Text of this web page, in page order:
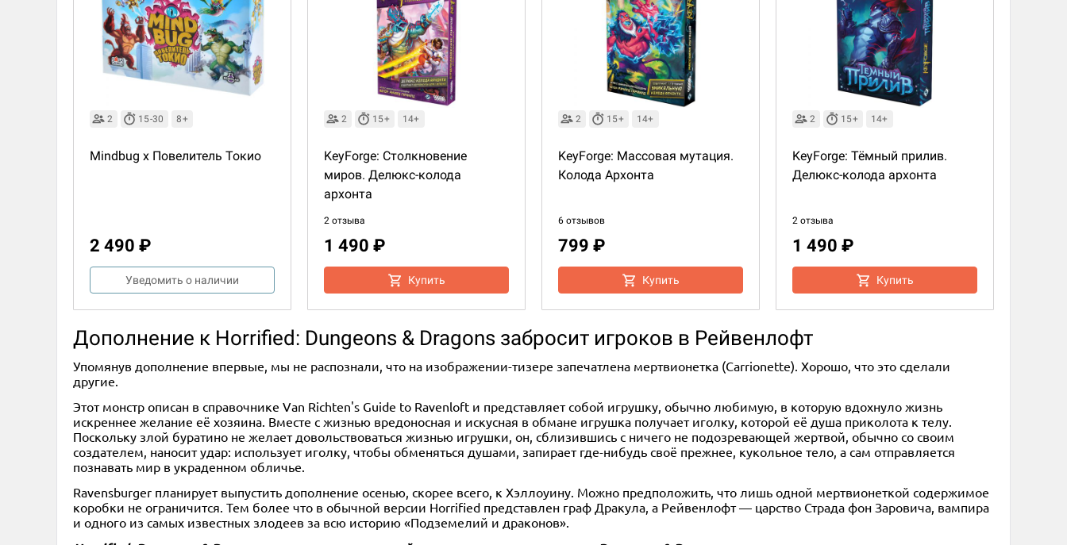
2 15-30 8+
Mindbug x Повелитель Токио
2 490 ₽
Уведомить о наличии
2 15+ 14+
KeyForge: Столкновение
миров. Делюкс-колода
архонта
2 отзыва
1 490 ₽
Купить
2 15+ 14+
KeyForge: Массовая мутация.
Колода Архонта
6 отзывов
799 ₽
Купить
2 15+ 14+
KeyForge: Тёмный прилив.
Делюкс-колода архонта
2 отзыва
1 490 ₽
Купить
2 Eng
Keyforge. Call of the Archons: KeyForge: Age of Ascension
2+ Eng
KeyForge: Worlds Collide Archon
Дополнение к Horrified: Dungeons & Dragons забросит игроков в Рейвенлофт
Упомянув дополнение впервые, мы не распознали, что на изображении-тизере запечатлена мертвионетка (Carrionette). Хорошо, что это сделали
другие.
Этот монстр описан в справочнике Van Richten's Guide to Ravenloft и представляет собой игрушку, обычно любимую, в которую вдохнуло жизнь
искреннее желание её хозяина. Вместе с жизнью вредоносная и искусная в обмане игрушка получает иголку, которой её душа приколота к телу.
Поскольку злой буратино не желает довольствоваться жизнью игрушки, он, сблизившись с ничего не подозревающей жертвой, обычно со своим
создателем, наносит удар: использует иголку, чтобы обменяться душами, запирает где-нибудь своё прежнее, кукольное тело, а сам отправляется
познавать мир в украденном обличье.
Ravensburger планирует выпустить дополнение осенью, скорее всего, к Хэллоуину. Можно предположить, что лишь одной мертвионеткой содержимое
коробки не ограничится. Тем более что в обычной версии Horrified представлен граф Дракула, а Рейвенлофт — царство Страда фон Заровича, вампира
и одного из самых известных злодеев за всю историю «Подземелий и драконов».